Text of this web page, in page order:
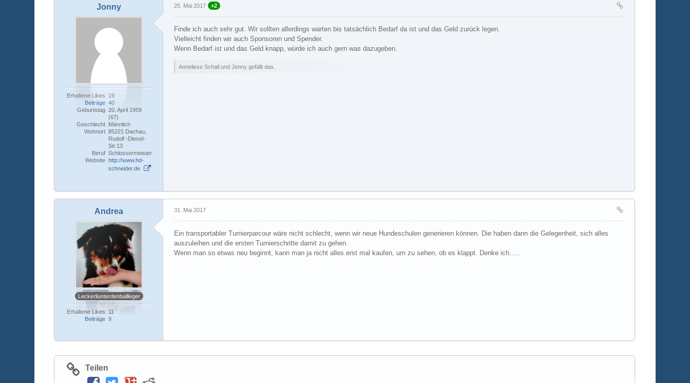
Jonny
Erhaltene Likes
19
Beiträge 40
Geburtstag 20. April 1959
(67)
Geschlecht Männlich
Wohnort 85221 Dachau,
Rudolf -Diesel-
Str.13
Beruf Schlossermeister
Website http://www.hd-
schneider.de
25. Mai 2017 +2
Finde ich auch sehr gut. Wir sollten allerdings warten bis tatsächlich Bedarf da ist und das Geld zurück legen.
Vielleicht finden wir auch Sponsoren und Spender.
Wenn Bedarf ist und das Geld knapp, würde ich auch gern was dazugeben.
Anneliese Schall und Jenny gefällt das.
Andrea
Leckerliunterdenballleger
Erhaltene Likes
11
Beiträge 9
31. Mai 2017
Ein transportabler Turnierparcour wäre nicht schlecht, wenn wir neue Hundeschulen generieren können. Die haben dann die Gelegenheit, sich alles
auszuleihen und die ersten Turnierschritte damit zu gehen.
​Wenn man so etwas neu beginnt, kann man ja nicht alles erst mal kaufen, um zu sehen, ob es klappt. Denke ich.....
Teilen